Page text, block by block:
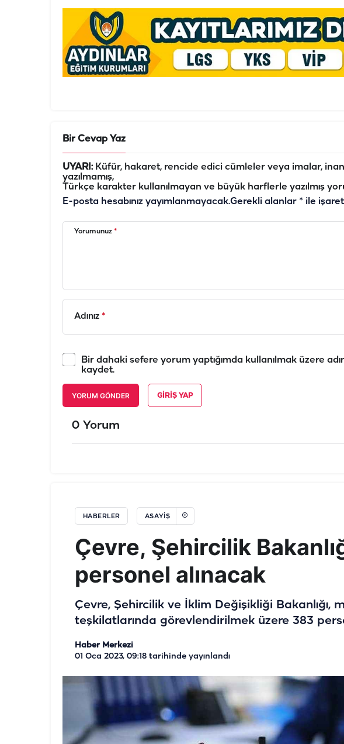
Bir Cevap Yaz
UYARI:Küfür, hakaret, rencide edici cümleler veya imalar,
yazılmamış,
Türkçe karakter kullanılmayan ve büyük harflerle yazılmış
E-posta hesabınız yayımlanmayacak.Gerekli alanlar * ile
Yorumunuz *
Adınız *
Bir dahaki sefere yorum yaptığımda kullanılmak üzere
kaydet.
YORUM GÖNDER GIRIŞ YAP
0 Yorum
HABERLER ASAYIŞ
Çevre, Şehircilik
personel alınacak
Çevre, Şehircilik ve İklim Değişikliği Bakanlığı,
teşkilatlarında görevlendirilmek üzere 383
Haber Merkezi
01 Oca 2023, 09:18 tarihinde yayınlandı